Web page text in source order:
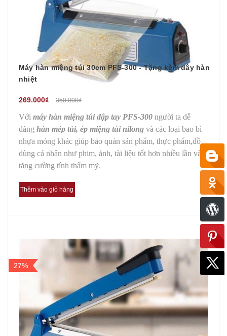
Máy hàn miệng túi 30cm PFS-300 - Tặng kèm dây hàn
nhiệt
269.000₫ 350.000₫
Với máy hàn miệng túi dập tay PFS-300 người ta dễ
dàng hàn mép túi, ép miệng túi nilong và các loại bao bì
nhựa mỏng khác giúp bảo quản sản phẩm, thực phẩm,đồ
dùng cá nhân như phim, ảnh, tài liệu tốt hơn nhiều lần và
tăng cường tính thẩm mỹ.
Thêm vào giỏ hàng
27%